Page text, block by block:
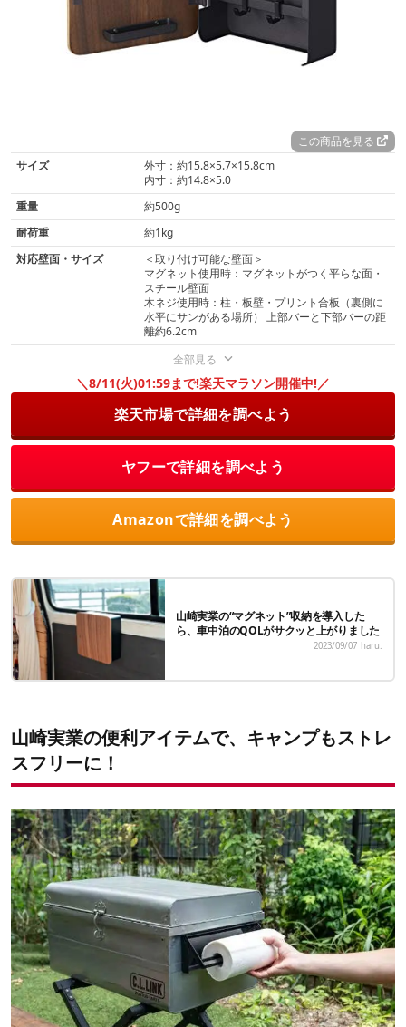
この商品を見る
サイズ
外寸：約15.8×5.7×15.8cm
内寸：約14.8×5.0
重量
約500g
耐荷重
約1kg
対応壁面・サイズ
＜取り付け可能な壁面＞
マグネット使用時：マグネットがつく平らな面・
スチール壁面
木ネジ使用時：柱・板壁・プリント合板（裏側に
水平にサンがある場所） 上部バーと下部バーの距
離約6.2cm
全部見る
＼8/11(火)01:59まで!楽天マラソン開催中!／
楽天市場で詳細を調べよう
ヤフーで詳細を調べよう
Amazonで詳細を調べよう
山崎実業の“マグネット”収納を導入した
ら、車中泊のQOLがサクッと上がりました
2023/09/07 haru.
山崎実業の便利アイテムで、キャンプもストレ
スフリーに！